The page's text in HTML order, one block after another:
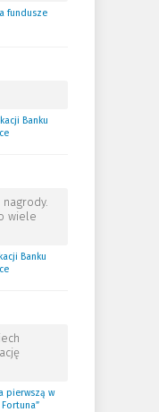
fundusze
Banku
nagrody.
wiele
Banku
pierwszą w